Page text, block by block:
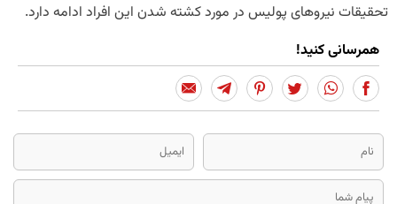
تحقیقات نیروهای پولیس در مورد کشته شدن این افراد ادامه دارد.
همرسانی کنید!